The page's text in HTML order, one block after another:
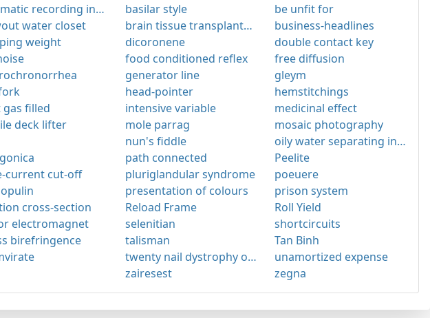
automatic recording instrument basilar style
be unfit for
water closet brain tissue transplantation
business-headlines
weight dicoronene
double contact key
food conditioned reflex
free diffusion
generator line
gleym
head-pointer
hemstitchings
filled intensive variable
medicinal effect
deck lifter mole parrag
mosaic photography
nun's fiddle
oily water separating installation
path connected
Peelite
current cut-off pluriglandular syndrome
poeuere
presentation of colours
prison system
cross-section Reload Frame
Roll Yield
electromagnet selenitian
shortcircuits
birefringence talisman
Tan Binh
twenty nail dystrophy of childhood
unamortized expense
zairesest zegna